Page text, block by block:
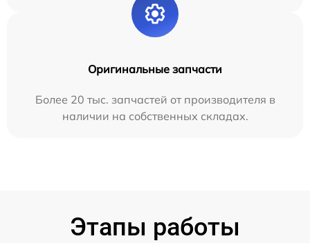
Оригинальные запчасти
Более 20 тыс. запчастей от производителя в
наличии на собственных складах.
Этапы работы